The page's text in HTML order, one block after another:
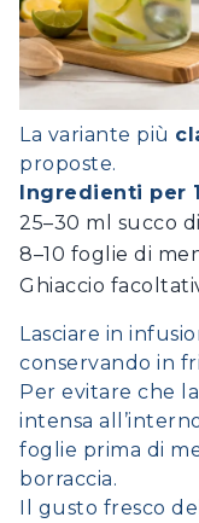
La variante più
proposte.
Ingredienti per
25–30 ml succo
8–10 foglie di
Ghiaccio
Lasciare in
conservando in
Per evitare che
intensa
foglie prima di
borraccia.
Il gusto fresco